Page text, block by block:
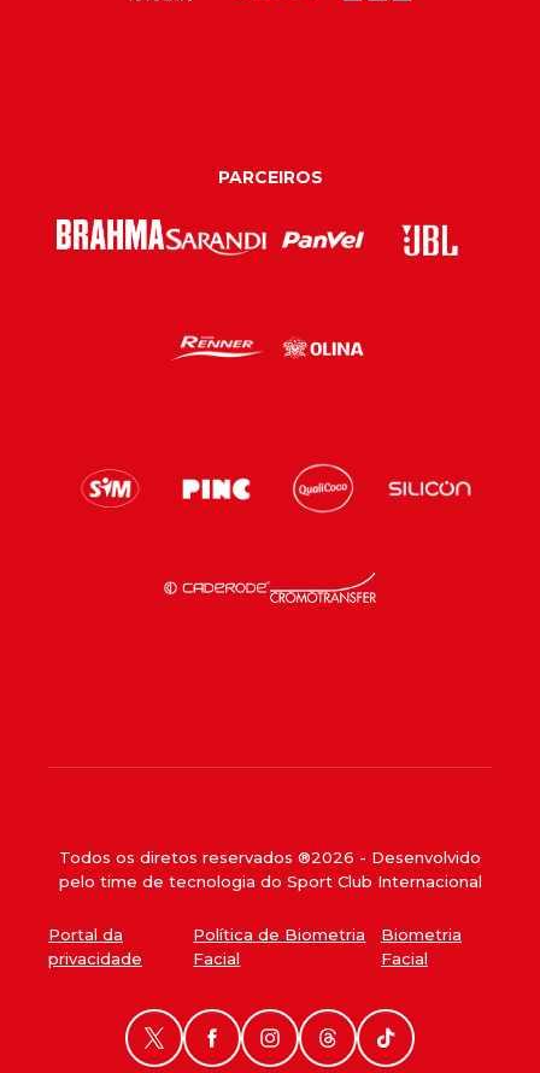
PARCEIROS
Todos os diretos reservados ®2026 - Desenvolvido
pelo time de tecnologia do Sport Club Internacional
Portal da
privacidade
Política de Biometria
Facial
Biometria
Facial